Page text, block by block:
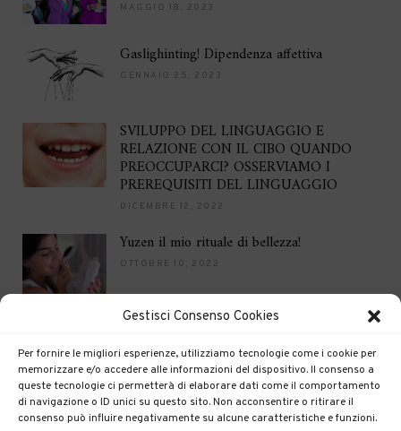
Gestisci Consenso Cookies
Per fornire le migliori esperienze, utilizziamo tecnologie come i cookie per
memorizzare e/o accedere alle informazioni del dispositivo. Il consenso a
queste tecnologie ci permetterà di elaborare dati come il comportamento
di navigazione o ID unici su questo sito. Non acconsentire o ritirare il
consenso può influire negativamente su alcune caratteristiche e funzioni.
MAGGIO 18, 2023
Gaslighinting! Dipendenza affettiva
GENNAIO 25, 2023
SVILUPPO DEL LINGUAGGIO E
RELAZIONE CON IL CIBO QUANDO
PREOCCUPARCI? OSSERVIAMO I
PREREQUISITI DEL LINGUAGGIO
DICEMBRE 12, 2022
Yuzen il mio rituale di bellezza!
OTTOBRE 10, 2022
DICEMBRE 16, 2021